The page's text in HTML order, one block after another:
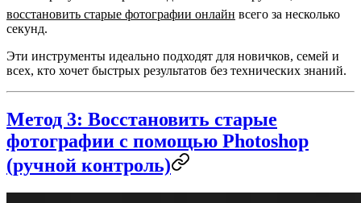
восстановить старые фотографии онлайн всего за несколько
секунд.
Эти инструменты идеально подходят для новичков, семей и
всех, кто хочет быстрых результатов без технических знаний.
Метод 3: Восстановить старые
фотографии с помощью Photoshop
(ручной контроль)